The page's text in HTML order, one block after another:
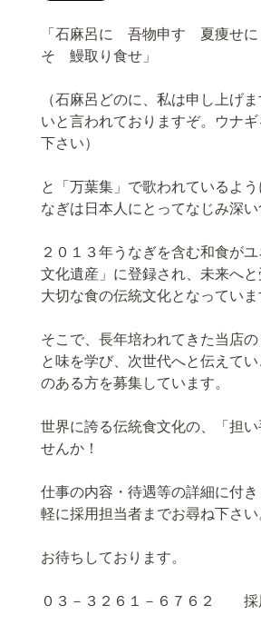
「石麻呂に 吾物申す 夏痩せ
そ 鰻取り食せ」
（石麻呂どのに、私は申し上げ
いと言われておりますぞ。ウナ
下さい）
と「万葉集」で歌われているよ
なぎは日本人にとってなじみ深い
２０１３年うなぎを含む和食が
文化遺産」に登録され、未来へと
大切な食の伝統文化となっていま
そこで、長年培われてきた当店
と味を学び、次世代へと伝えて
のある方を募集しています。
世界に誇る伝統食文化の、「担
せんか！
仕事の内容・待遇等の詳細に付
軽に採用担当者までお尋ね下さい
お待ちしております。
０３－３２６１－６７６２ 採